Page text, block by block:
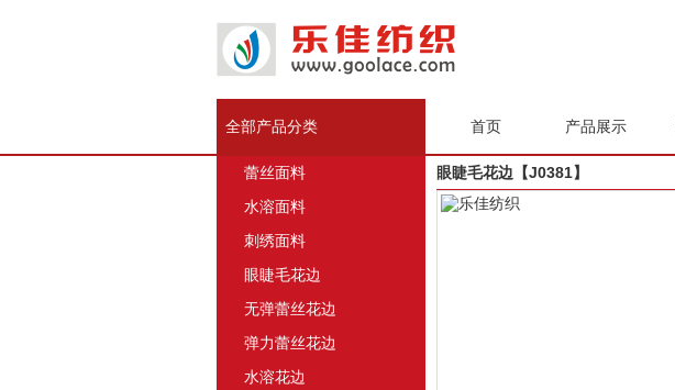
全部产品分类 首页 产品展示
眼睫毛花边【J0381】
蕾丝面料
水溶面料
刺绣面料
眼睫毛花边
无弹蕾丝花边
弹力蕾丝花边
水溶花边